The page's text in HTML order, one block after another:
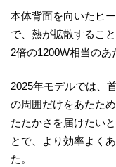
本体背面を向いたヒ
で、熱が拡散するこ
2倍の1200W相当のあ
2025年モデルでは、
の周囲だけをあたた
たたかさを届けたい
とで、より効率よく
た。